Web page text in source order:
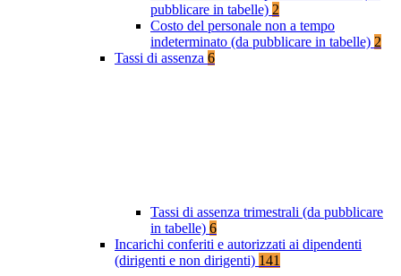
pubblicare in tabelle) 2
Costo del personale non a tempo
indeterminato (da pubblicare in tabelle) 2
Tassi di assenza 6
Tassi di assenza trimestrali (da pubblicare
in tabelle) 6
Incarichi conferiti e autorizzati ai dipendenti
(dirigenti e non dirigenti) 141